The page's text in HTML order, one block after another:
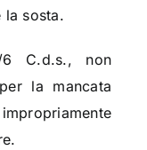
la sosta.
6 C.d.s., non
la mancata